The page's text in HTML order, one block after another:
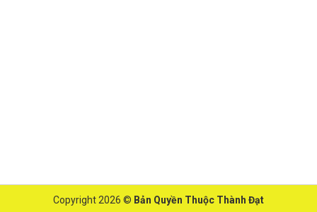
Copyright 2026 © Bản Quyền Thuộc Thành Đạt